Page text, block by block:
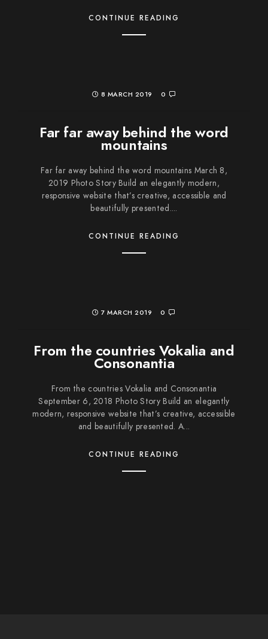
CONTINUE READING
8 MARCH 2019 0
Far far away behind the word
mountains
Far far away behind the word mountains March 8,
2019 Photo Story Build an elegantly modern,
responsive website that’s creative, accessible and
beautifully presented....
CONTINUE READING
7 MARCH 2019 0
From the countries Vokalia and
Consonantia
From the countries Vokalia and Consonantia
September 6, 2018 Photo Story Build an elegantly
modern, responsive website that’s creative, accessible
and beautifully presented. A...
CONTINUE READING